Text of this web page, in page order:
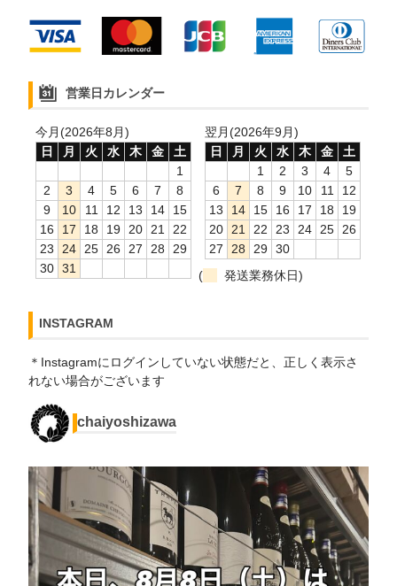
営業日カレンダー
今月(2026年8月)
日
月 火 水 木 金
土
1
2
3 4 5 6 7
8
9
10 11 12 13 14
15
16
17 18 19 20 21
22
23
24 25 26 27 28
29
30 31
翌月(2026年9月)
日
月 火 水 木 金
土
1
2 3 4
5
6
7 8 9 10 11
12
13
14 15 16 17 18
19
20
21 22 23 24 25
26
27
28 29
30
(
発送業務休日)
INSTAGRAM
＊Instagramにログインしていない状態だと、正しく表示さ
れない場合がございます
chaiyoshizawa